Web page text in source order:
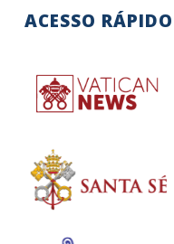
ACESSO RÁPIDO